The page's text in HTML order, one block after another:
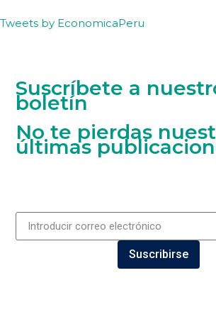
Tweets by EconomicaPeru
Suscríbete a
boletín
No te pierdas
últimas
Suscribirse